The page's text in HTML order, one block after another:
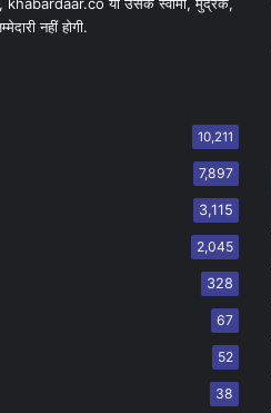
नहीं होगी.
10,211
7,897
3,115
2,045
328
67
52
38